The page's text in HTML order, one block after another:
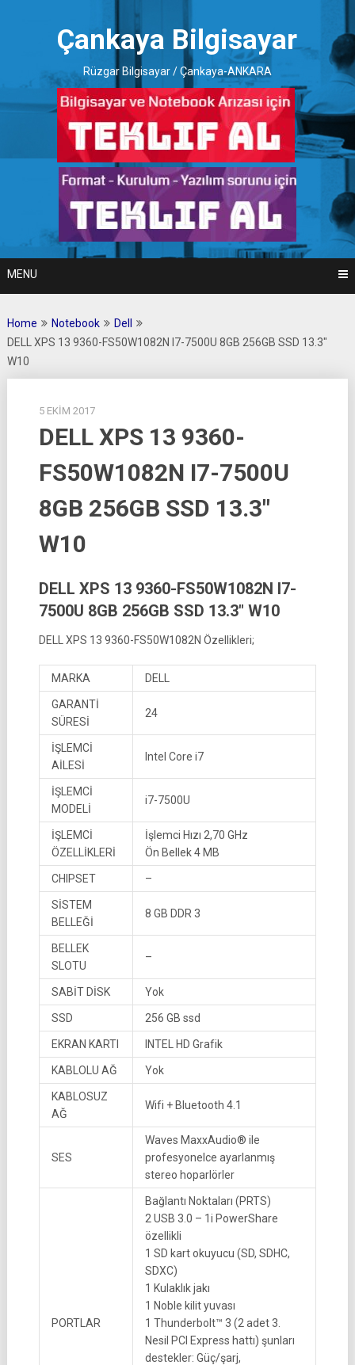
Çankaya Bilgisayar
Rüzgar Bilgisayar / Çankaya-ANKARA
MENU
Home Notebook
Dell
DELL XPS 13 9360-FS50W1082N I7-7500U 8GB 256GB SSD 13.3″
W10
5 EKIM 2017
DELL XPS 13 9360-
FS50W1082N I7-7500U
8GB 256GB SSD 13.3″
W10
DELL XPS 13 9360-FS50W1082N I7-
7500U 8GB 256GB SSD 13.3″ W10
DELL XPS 13 9360-FS50W1082N Özellikleri;
MARKA DELL
GARANTİ
SÜRESİ
24
İŞLEMCİ
AİLESİ
Intel Core i7
İŞLEMCİ
MODELİ
i7-7500U
İŞLEMCİ
ÖZELLİKLERİ
İşlemci Hızı 2,70 GHz
Ön Bellek 4 MB
CHIPSET –
SİSTEM
BELLEĞİ
8 GB DDR 3
BELLEK
SLOTU
–
SABİT DİSK Yok
SSD 256 GB ssd
EKRAN KARTI INTEL HD Grafik
KABLOLU AĞ Yok
KABLOSUZ
AĞ
Wifi + Bluetooth 4.1
SES
Waves MaxxAudio® ile
profesyonelce ayarlanmış
stereo hoparlörler
PORTLAR
Bağlantı Noktaları (PRTS)
2 USB 3.0 – 1i PowerShare
özellikli
1 SD kart okuyucu (SD, SDHC,
SDXC)
1 Kulaklık jakı
1 Noble kilit yuvası
1 Thunderbolt™ 3 (2 adet 3.
Nesil PCI Express hattı) şunları
destekler: Güç/şarj,